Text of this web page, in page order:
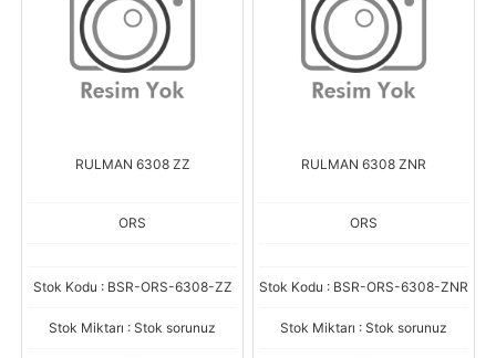
RULMAN 6308 ZZ
ORS
Stok Kodu : BSR-ORS-6308-ZZ
Stok Miktarı : Stok sorunuz
RULMAN 6308 ZNR
ORS
Stok Kodu : BSR-ORS-6308-ZNR
Stok Miktarı : Stok sorunuz